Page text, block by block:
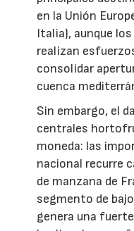
en la Unión
Italia), aunque
realizan
consolidar
cuenca
Sin embargo, el
centrales
moneda: las
nacional recurre
de manzana de
segmento de
genera una